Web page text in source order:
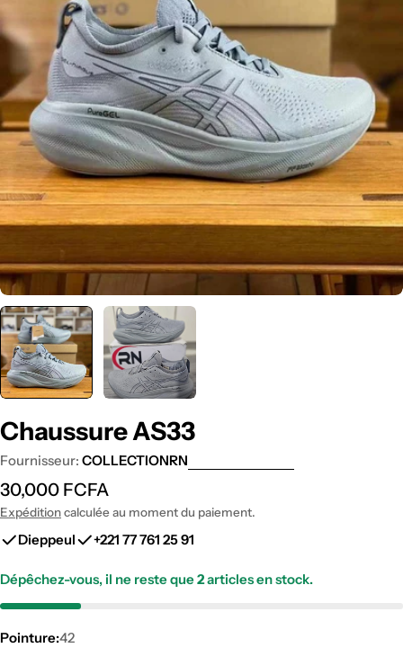
le média 0 en mode modal
Chaussure AS33
Fournisseur: COLLECTIONRN
Prix
régulier
30,000 FCFA
Expéditioncalculée au moment du paiement.
Dieppeul +221 77 761 25 91
Dépêchez-vous, il ne reste que2articles en stock.
Pointure:42